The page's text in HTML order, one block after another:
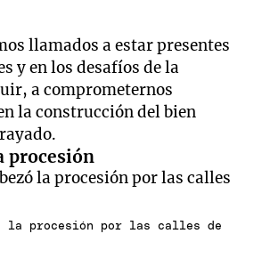
llamados a estar presentes
y en los desafíos de la
a comprometernos
la construcción del bien
procesión
la procesión por las calles de